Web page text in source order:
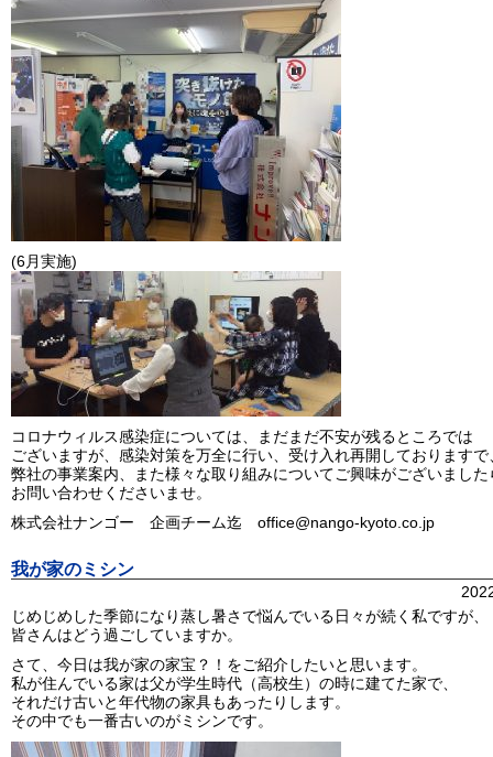
(6月実施)
コロナウィルス感染症については、まだまだ不安が残るところでは
ございますが、感染対策を万全に行い、受け入れ再開しておりますで
弊社の事業案内、また様々な取り組みについてご興味がございました
お問い合わせくださいませ。
株式会社ナンゴー 企画チーム迄 office@nango-kyoto.co.jp
我が家のミシン
じめじめした季節になり蒸し暑さで悩んでいる日々が続く私ですが、
皆さんはどう過ごしていますか。
さて、今日は我が家の家宝？！をご紹介したいと思います。
私が住んでいる家は父が学生時代（高校生）の時に建てた家で、
それだけ古いと年代物の家具もあったりします。
その中でも一番古いのがミシンです。